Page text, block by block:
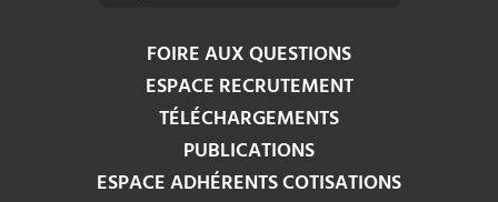
FOIRE AUX QUESTIONS
ESPACE RECRUTEMENT
TÉLÉCHARGEMENTS
PUBLICATIONS
ESPACE ADHÉRENTS COTISATIONS